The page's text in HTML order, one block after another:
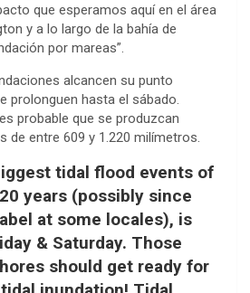
que esperamos aquí en el área
y a lo largo de la bahía de
por mareas”.
alcancen su punto
prolonguen hasta el sábado.
probable que se produzcan
de entre 609 y 1.220 milímetros.
tidal flood events of
years (possibly since
at some locales), is
& Saturday. Those
should get ready for